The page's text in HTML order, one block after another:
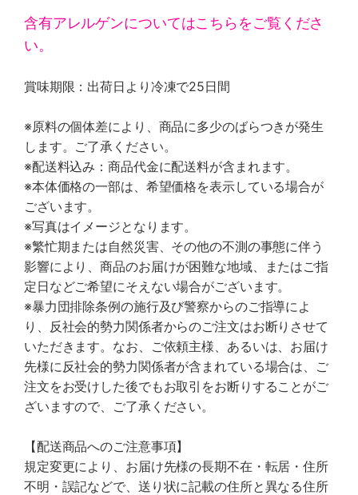
含有アレルゲンについてはこちらをご覧くださ
い。
賞味期限：出荷日より冷凍で25日間
※原料の個体差により、商品に多少のばらつきが発生
します。ご了承ください。
※配送料込み：商品代金に配送料が含まれます。
※本体価格の一部は、希望価格を表示している場合が
ございます。
※写真はイメージとなります。
※繁忙期または自然災害、その他の不測の事態に伴う
影響により、商品のお届けが困難な地域、またはご指
定日などご希望にそえない場合がございます。
※暴力団排除条例の施行及び警察からのご指導によ
り、反社会的勢力関係者からのご注文はお断りさせて
いただきます。なお、ご依頼主様、あるいは、お届け
先様に反社会的勢力関係者が含まれている場合は、ご
注文をお受けした後でもお取引をお断りすることがご
ざいますので、ご了承ください。
【配送商品へのご注意事項】
規定変更により、お届け先様の長期不在・転居・住所
不明・誤記などで、送り状に記載の住所と異なる住所